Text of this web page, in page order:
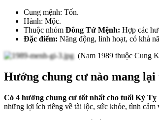
Cung mệnh: Tốn.
Hành: Mộc.
Thuộc nhóm Đông Tứ Mệnh: Hợp các
Đặc điểm: Năng động, linh hoạt, có khả
(Nam 1989 thuộc Cung
Hướng chung cư nào mang
Có 4 hướng chung cư tốt nhất cho tuổi Kỷ Tỵ
những lợi ích riêng về tài lộc, sức khỏe, tình cảm